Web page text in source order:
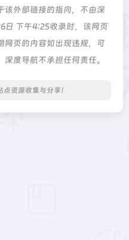
该外部链接的指向，不由深
日 下午4:25收录时，该网页
网页的内容如出现违规，可
度导航不承担任何责任。
资源收集与分享！